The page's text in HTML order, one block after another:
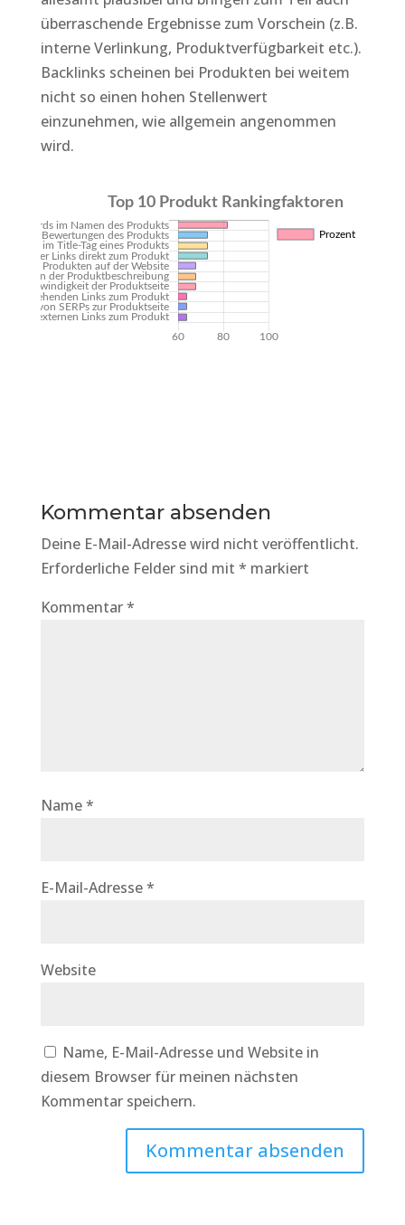
überraschende Ergebnisse zum Vorschein (z.B.
interne Verlinkung, Produktverfügbarkeit etc.).
Backlinks scheinen bei Produkten bei weitem
nicht so einen hohen Stellenwert
einzunehmen, wie allgemein angenommen
wird.
Kommentar absenden
Deine E-Mail-Adresse wird nicht veröffentlicht.
Erforderliche Felder sind mit * markiert
Kommentar*
Name*
E-Mail-Adresse*
Website
Name, E-Mail-Adresse und Website in
diesem Browser für meinen nächsten
Kommentar speichern.